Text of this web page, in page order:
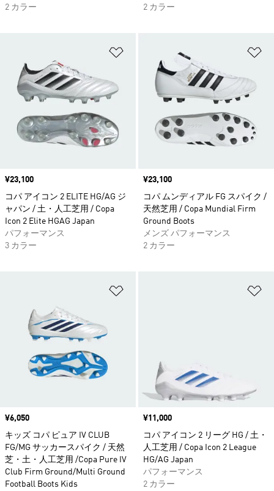
2 カラー
2 カラー
価格
¥23,100
コパ アイコン 2 ELITE HG/AG ジ
ャパン / 土・人工芝用 / Copa
Icon 2 Elite HGAG Japan
パフォーマンス
3 カラー
価格
¥23,100
コパ ムンディアル FG スパイク /
天然芝用 / Copa Mundial Firm
Ground Boots
メンズ パフォーマンス
2 カラー
価格
¥6,050
キッズ コパ ピュア IV CLUB
FG/MG サッカースパイク / 天然
芝・土・人工芝用 /Copa Pure IV
Club Firm Ground/Multi Ground
Football Boots Kids
価格
¥11,000
コパ アイコン 2 リーグ HG / 土・
人工芝用 / Copa Icon 2 League
HG/AG Japan
パフォーマンス
2 カラー